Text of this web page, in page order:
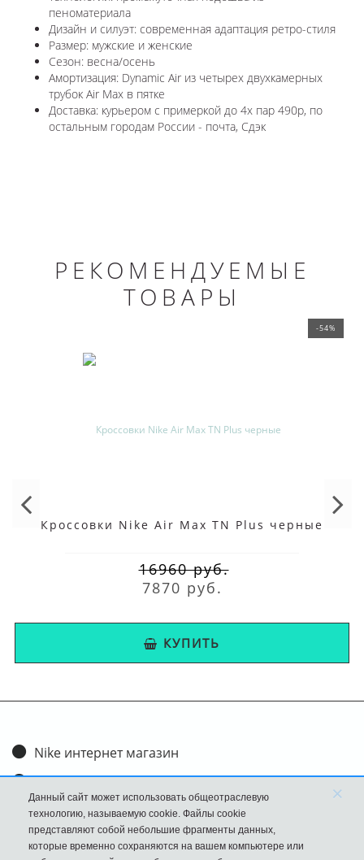
пеноматериала
Дизайн и силуэт: современная адаптация ретро-стиля
Размер: мужские и женские
Сезон: весна/осень
Амортизация: Dynamic Air из четырех двухкамерных
трубок Air Max в пятке
Доставка: курьером с примеркой до 4х пар 490р, по
остальным городам России - почта, Сдэк
РЕКОМЕНДУЕМЫЕ
ТОВАРЫ
-54%
Кроссовки Nike Air Max TN Plus черные
16960 руб.
7870 руб.
КУПИТЬ
Nike интернет магазин
Доставка и оплата
Обмен и возврат
Размеры
Данный сайт может использовать общеотраслевую
технологию, называемую cookie. Файлы cookie
представляют собой небольшие фрагменты данных,
которые временно сохраняются на вашем компьютере или
×